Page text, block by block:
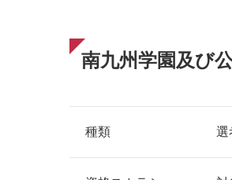
南九州学園及び
種類 選